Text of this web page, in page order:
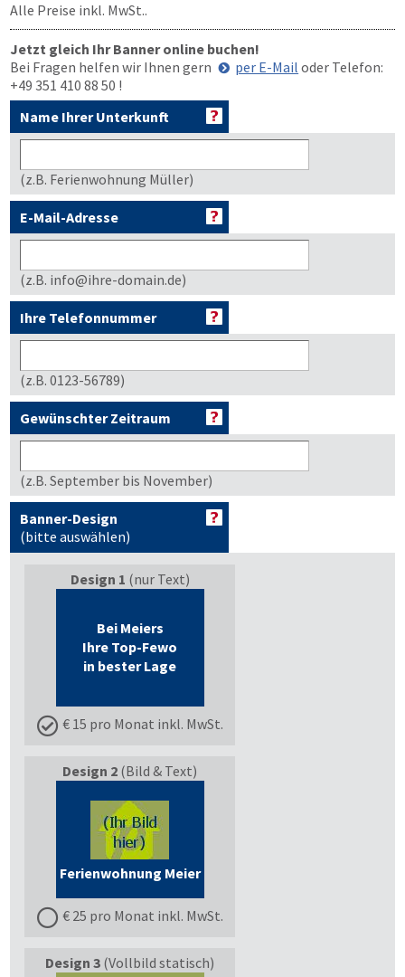
Alle Preise inkl. MwSt..
Jetzt gleich Ihr Banner online buchen!
Bei Fragen helfen wir Ihnen gern
per E-Mail oder Telefon:
+49 351 410 88 50 !
Name Ihrer Unterkunft
(z.B. Ferienwohnung Müller)
E-Mail-Adresse
(z.B. info@ihre-domain.de)
Ihre Telefonnummer
(z.B. 0123-56789)
Gewünschter Zeitraum
(z.B. September bis November)
Banner-Design
(bitte auswählen)
Design 1 (nur Text)
Bei Meiers
Ihre Top-Fewo
in bester Lage
€ 15 pro Monat inkl. MwSt.
Design 2 (Bild & Text)
Ferienwohnung Meier
€ 25 pro Monat inkl. MwSt.
Design 3 (Vollbild statisch)